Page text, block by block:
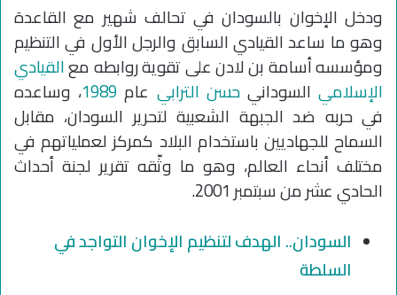
ودخل الإخوان بالسودان في تحالف شهير مع القاعدة
وهو ما ساعد القيادي السابق والرجل الأول في التنظيم
ومؤسسه أسامة بن لادن على تقوية روابطه معالقيادي
الإسلاميالسودانيحسن الترابي عام 1989، وساعده
في حربه ضد الجبهة الشعبية لتحرير السودان، مقابل
السماح للجهاديين باستخدام البلاد كمركز لعملياتهم في
مختلف أنحاء العالم، وهو ما وثّقه تقرير لجنة أحداث
الحادي عشر من سبتمبر 2001.
السودان.. الهدف لتنظيم الإخوان التواجد في
السلطة